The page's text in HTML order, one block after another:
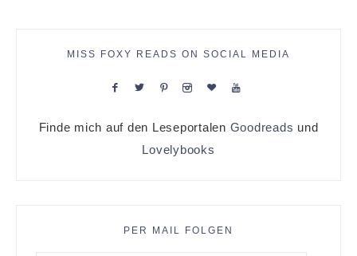
MISS FOXY READS ON SOCIAL MEDIA
Finde mich auf den Leseportalen Goodreads und
Lovelybooks
PER MAIL FOLGEN